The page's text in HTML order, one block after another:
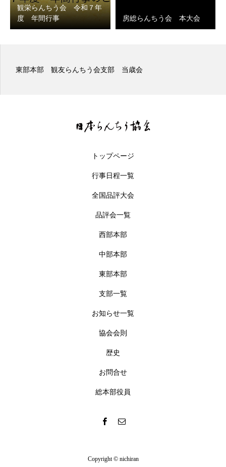
観栄らんちう会 令和７年
度 年間行事
房総らんちう会 本大会
東部本部 観友らんちう会支部 当歳会
トップページ
行事日程一覧
全国品評大会
品評会一覧
西部本部
中部本部
東部本部
支部一覧
お知らせ一覧
協会会則
歴史
お問合せ
総本部役員
Copyright © nichiran